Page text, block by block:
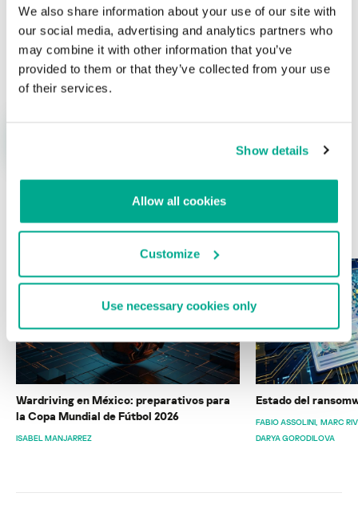
We also share information about your use of our site with
our social media, advertising and analytics partners who
may combine it with other information that you’ve
provided to them or that they’ve collected from your use
of their services.
Show details
Allow all cookies
Customize
Use necessary cookies only
Nombre* Correo electrónico*
ÚLTIMAS PUBLICACIONES
Wardriving en México: preparativos para
la Copa Mundial de Fútbol 2026
ISABEL MANJARREZ
Estado del
FABIO ASSOLINI MARC
DARYA GORODILOVA